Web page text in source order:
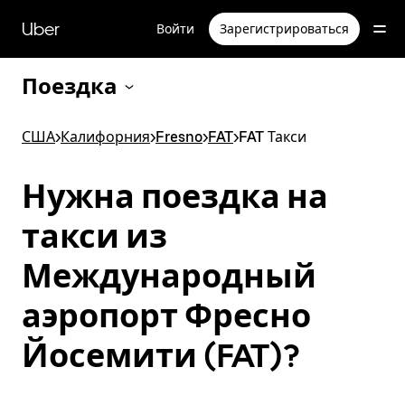
перейти
к
содержимому
Uber Войти Зарегистрироваться
Поездка
США>Калифорния>Fresno>FAT>FAT Такси
Нужна поездка на
такси из
Международный
аэропорт Фресно
Йосемити (FAT)?